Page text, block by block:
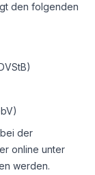
den folgenden
der
online unter
werden.